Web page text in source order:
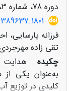
دوره 78، شماره 3، پاییز 1404، صفحه
فرزانه پارسایی،
تقی زاده
چکیده
به‌عنوان یکی
کلیدی در توزیع